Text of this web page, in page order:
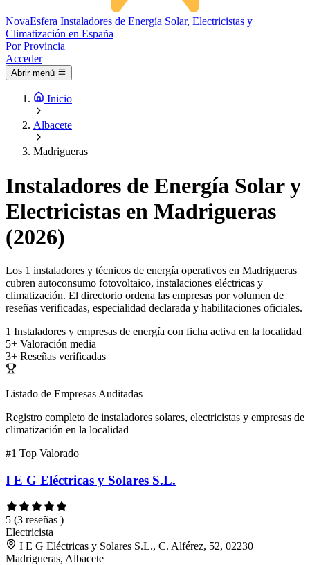
NovaEsfera Instaladores de Energía Solar, Electricistas y
Climatización en España
Por Provincia
Acceder
Abrir menú
Inicio
Albacete
Madrigueras
Instaladores de Energía Solar y
Electricistas en Madrigueras
(2026)
Los 1 instaladores y técnicos de energía operativos en Madrigueras
cubren autoconsumo fotovoltaico, instalaciones eléctricas y
climatización. El directorio ordena las empresas por volumen de
reseñas verificadas, especialidad declarada y habilitaciones oficiales.
1 Instaladores y empresas de energía con ficha activa en la localidad
5+ Valoración media
3+ Reseñas verificadas
Listado de Empresas Auditadas
Registro completo de instaladores solares, electricistas y empresas de
climatización en la localidad
#1 Top Valorado
I E G Eléctricas y Solares S.L.
5 (3 reseñas )
Electricista
I E G Eléctricas y Solares S.L., C. Alférez, 52, 02230
Madrigueras, Albacete